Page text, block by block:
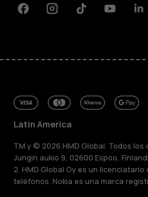
FacebookInstagramTiktokYoutube
Latin America
TM y © 2026 HMD Global. Todos
Jungin aukio 9, 02600 Espoo,
2. HMD Global Oy es un licenciatario
teléfonos. Nokia es una marca